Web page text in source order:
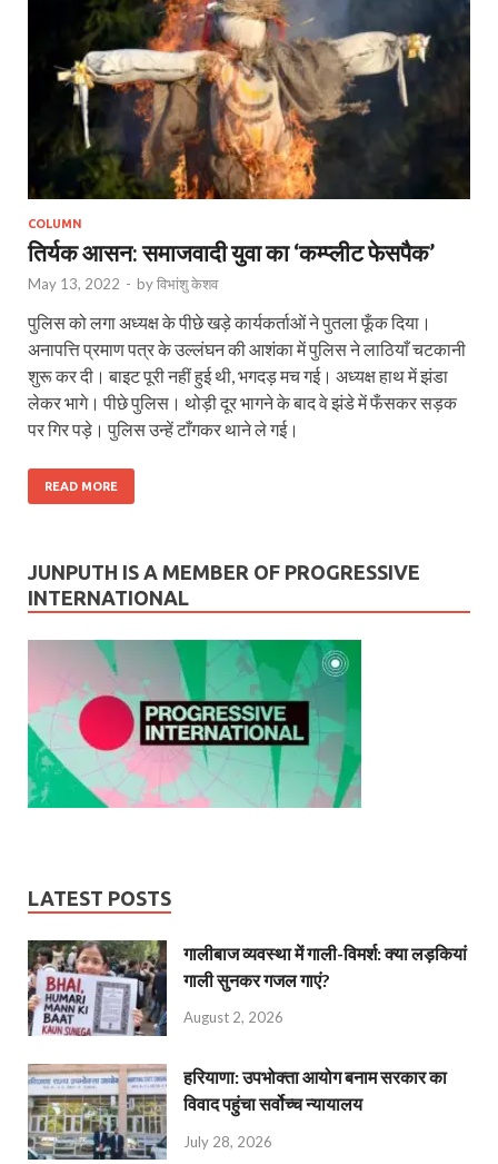
COLUMN
तिर्यक आसन: समाजवादी युवा का ‘कम्प्लीट फेसपैक’
May 13, 2022 - byविभांशु केशव
पुलिस को लगा अध्यक्ष के पीछे खड़े कार्यकर्ताओं ने पुतला फूँक दिया।
अनापत्ति प्रमाण पत्र के उल्लंघन की आशंका में पुलिस ने लाठियाँ चटकानी
शुरू कर दी। बाइट पूरी नहीं हुई थी, भगदड़ मच गई। अध्यक्ष हाथ में झंडा
लेकर भागे। पीछे पुलिस। थोड़ी दूर भागने के बाद वे झंडे में फँसकर सड़क
पर गिर पड़े। पुलिस उन्हें टाँगकर थाने ले गई।
READ MORE
JUNPUTH IS A MEMBER OF PROGRESSIVE
INTERNATIONAL
LATEST POSTS
गालीबाज व्‍यवस्‍था में गाली-विमर्श: क्या लड़कियां
गाली सुनकर गजल गाएं?
August 2, 2026
हरियाणा: उपभोक्ता आयोग बनाम सरकार का
विवाद पहुंचा सर्वोच्च न्यायालय
July 28, 2026